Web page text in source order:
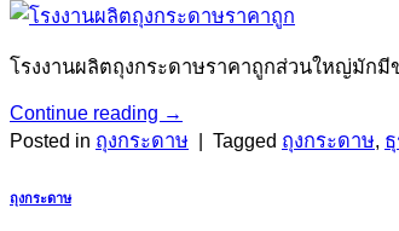
โรงงานผลิตถุงกระดาษราคาถูกส่วนใหญ่มักมี
Continue reading →
Posted in ถุงกระดาษ Tagged ถุงกระดาษ,
ถุงกระดาษ